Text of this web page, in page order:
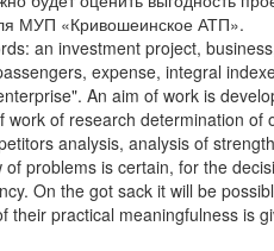
МУП «Кривошеинское АТП».
an investment project,
expense, integral
An aim of work is
of research determination of
analysis, analysis of
problems is certain, for the
On the got sack it will be
their practical meaningfulness is